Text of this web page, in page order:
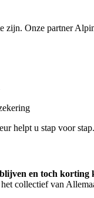
zijn. Onze partner
helpt u stap voor stap.
en toch korting
collectief van